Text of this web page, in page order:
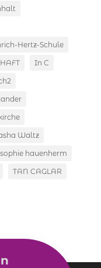
Hertz-Schule
In C
Waltz
sophie hauenherm
TAN CAGLAR